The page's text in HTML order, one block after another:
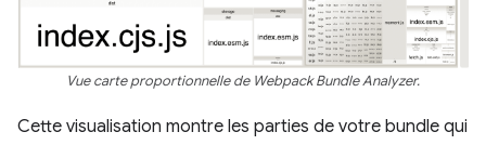
Vue carte proportionnelle de Webpack Bundle Analyzer.
Cette visualisation montre les parties de votre bundle qui